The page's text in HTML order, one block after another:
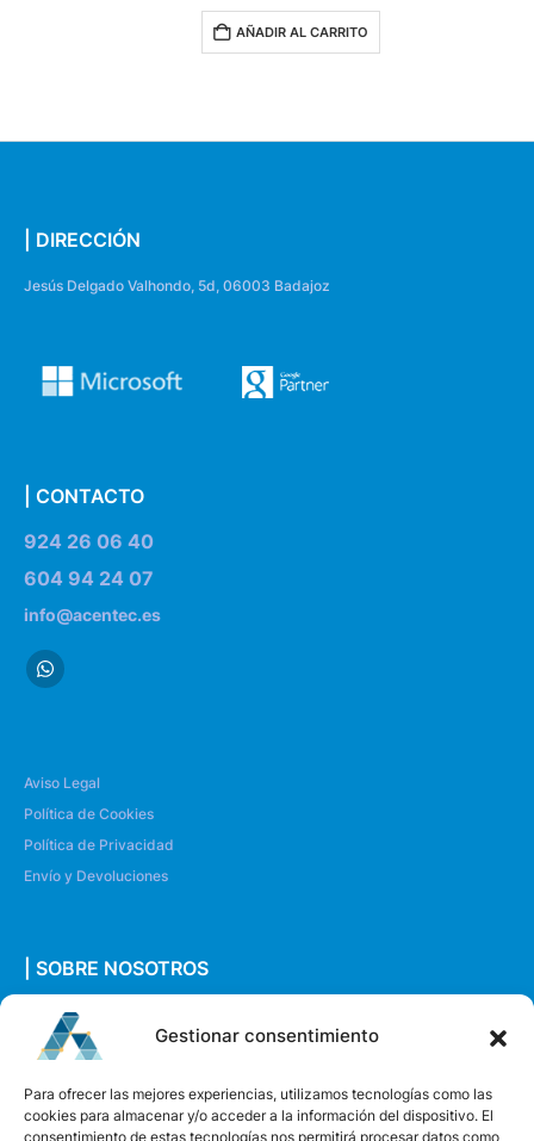
Gestionar consentimiento
Para ofrecer las mejores experiencias, utilizamos tecnologías como las
cookies para almacenar y/o acceder a la información del dispositivo. El
consentimiento de estas tecnologías nos permitirá procesar datos como
AÑADIR AL CARRITO
| DIRECCIÓN
Jesús Delgado Valhondo, 5d, 06003 Badajoz
| CONTACTO
924 26 06 40
604 94 24 07
info@acentec.es
Aviso Legal
Política de Cookies
Política de Privacidad
Envío y Devoluciones
| SOBRE NOSOTROS
Quiénes somos
Envíanos un mensaje